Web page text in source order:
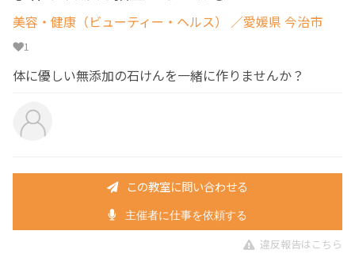
美容・健康（ビューティー・ヘルス） ／愛媛県 今治市
1
体に優しい無添加の石けんを一緒に作りませんか？
この教室に問い合わせる
主催者に仕事を依頼する
違反報告はこちら